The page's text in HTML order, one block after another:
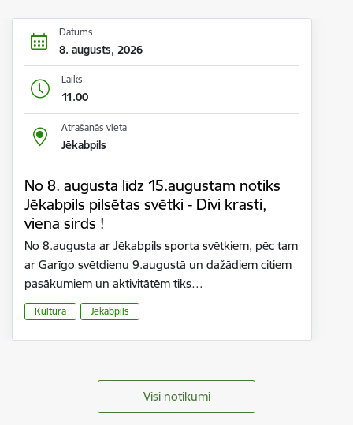
Datums
8. augusts, 2026
Laiks
11.00
Atrašanās vieta
Jēkabpils
No 8. augusta līdz 15.augustam notiks
Jēkabpils pilsētas svētki - Divi krasti,
viena sirds !
No 8.augusta ar Jēkabpils sporta svētkiem, pēc tam
ar Garīgo svētdienu 9.augustā un dažādiem citiem
pasākumiem un aktivitātēm tiks…
Kultūra Jēkabpils
Visi notikumi